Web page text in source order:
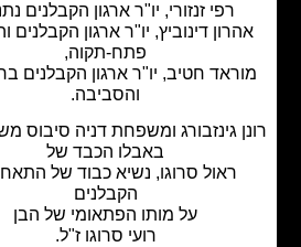
רפי זנזורי, יו"ר ארגון הקבלנים נתניה,
דינוביץ, יו"ר ארגון הקבלנים והבונים
פתח-תקוה,
חטיב, יו"ר ארגון הקבלנים ברחובות
והסביבה.
גינזבורג ומשפחת דניה סיבוס משתתפים
באבלו הכבד של
ראול סרוגו, נשיא כבוד של התאחדות
הקבלנים
על מותו הפתאומי של הבן
רועי סרוגו ז"ל.